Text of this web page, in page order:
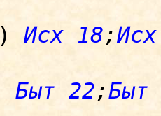
Исх 18;
Быт 22;Быт